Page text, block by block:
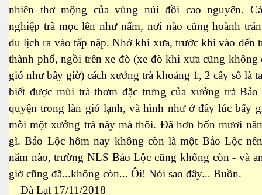
nhiên thơ mộng của vùng núi đồi cao nguyên.
nghiệp trà mọc lên như nấm, nơi nào cũng hoành
du lịch ra vào tấp nập. Nhớ khi xưa, trước khi vào đến
thành phố, ngồi trên xe đò (xe đò khi xưa cũng không
gió như bây giờ) cách xưởng trà khoảng 1, 2 cây số là
biết được mùi trà thơm đặc trưng của xưởng trà Bảo
quyện trong làn gió lạnh, và hình như ở đây lúc bấy
mỗi một xưởng trà này mà thôi. Đã hơn bốn mươi
gì. Bảo Lộc hôm nay không còn là một Bảo Lộc
năm nào, trường NLS Bảo Lộc cũng không còn - và
giờ cũng đã...không còn... Ôi! Nói sao đây... Buồn.
Đà Lạt 17/11/2018
Hạng